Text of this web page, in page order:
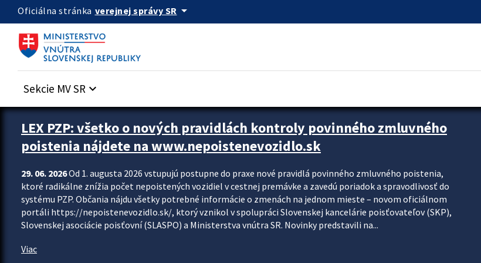
Preskocit na hlavný obsah
Oficiálna stránka verejnej správy SR arrow_drop_down
Sekcie MV SR keyboard_arrow_down
Zastavit automatický posun upútavok
LEX PZP: všetko o nových pravidlách kontroly povinného zmluvného
poistenia nájdete na www.nepoistenevozidlo.sk
29. 06. 2026Od 1. augusta 2026 vstupujú postupne do praxe nové pravidlá povinného zmluvného poistenia,
ktoré radikálne znížia počet nepoistených vozidiel v cestnej premávke a zavedú poriadok a spravodlivosť do
systému PZP. Občania nájdu všetky potrebné informácie o zmenách na jednom mieste – novom oficiálnom
portáli https://nepoistenevozidlo.sk/, ktorý vznikol v spolupráci Slovenskej kancelárie poisťovateľov (SKP),
Slovenskej asociácie poisťovní (SLASPO) a Ministerstva vnútra SR. Novinky predstavili na...
Viac